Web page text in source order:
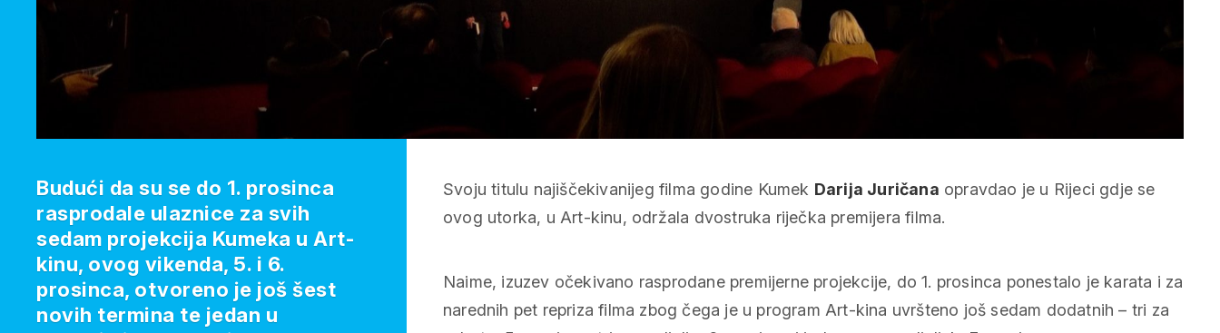
Svoju titulu najiščekivanijeg filma godine Kumek Darija Juričana opravdao je u Rijeci gdje se
ovog utorka, u Art-kinu, održala dvostruka riječka premijera filma.
Naime, izuzev očekivano rasprodane premijerne projekcije, do 1. prosinca ponestalo je karata i za
narednih pet repriza filma zbog čega je u program Art-kina uvršteno još sedam dodatnih – tri za
Budući da su se do 1. prosinca
rasprodale ulaznice za svih
sedam projekcija Kumeka u Art-
kinu, ovog vikenda, 5. i 6.
prosinca, otvoreno je još šest
novih termina te jedan u